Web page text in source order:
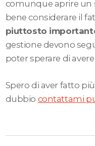
comunque aprire un
bene considerare il
piuttosto
gestione devono
poter sperare di
Spero di aver fatto
dubbio contattami